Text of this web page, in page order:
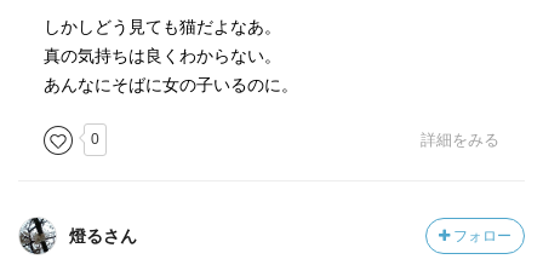
しかしどう見ても猫だよなあ。
真の気持ちは良くわからない。
あんなにそばに女の子いるのに。
0 詳細をみる
燈るさん フォロー